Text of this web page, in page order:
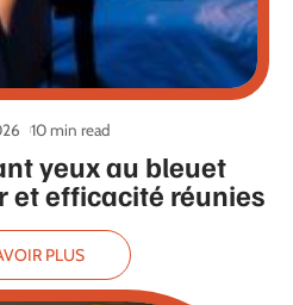
yeux au bleuet
et efficacité réunies
10 min read
PLUS